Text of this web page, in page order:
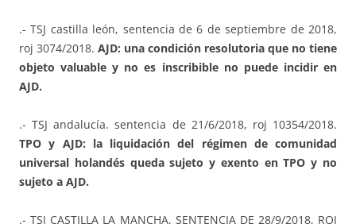
.- TSJ castilla león, sentencia de 6 de septiembre de 2018,
roj 3074/2018. AJD: una condición resolutoria que no tiene
objeto valuable y no es inscribible no puede incidir en
AJD.
.- TSJ andalucía. sentencia de 21/6/2018, roj 10354/2018.
TPOy AJD: la liquidación del régimen de comunidad
universal holandés queda sujeto y exento en TPO y no
sujeto a AJD.
.- TSJ CASTILLA LA MANCHA, SENTENCIA DE 28/9/2018, ROJ